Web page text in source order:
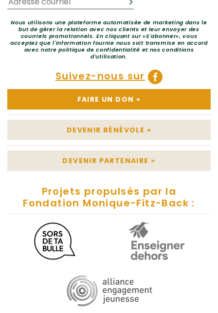
Nous utilisons une plateforme automatisée de marketing dans le
but de gérer la relation avec nos clients et leur envoyer des
courriels promotionnels. En cliquant sur «S'abonner», vous
acceptez que l'information fournie nous soit transmise en accord
avec notre politique de confidentialité et nos conditions
d'utilisation.
Suivez-nous sur
FAIRE UN DON »
DEVENIR BÉNÉVOLE »
DEVENIR PARTENAIRE »
Projets propulsés par la
Fondation Monique-Fitz-Back :